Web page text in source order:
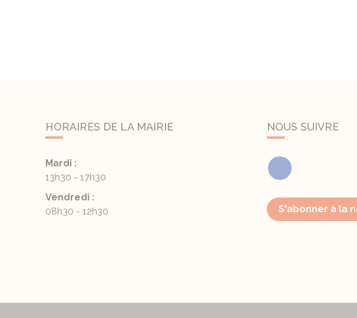
HORAIRES DE LA MAIRIE
Mardi :
13h30 - 17h30
Vendredi :
08h30 - 12h30
NOUS SUIVRE
Facebook
S'abonner à la